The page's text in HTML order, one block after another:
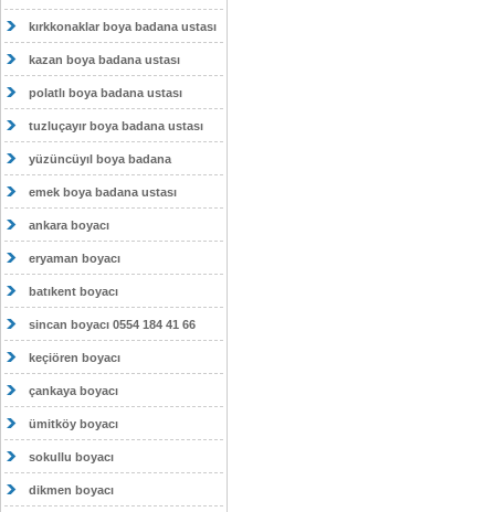
kırkkonaklar boya badana ustası
kazan boya badana ustası
polatlı boya badana ustası
tuzluçayır boya badana ustası
yüzüncüyıl boya badana
emek boya badana ustası
ankara boyacı
eryaman boyacı
batıkent boyacı
sincan boyacı 0554 184 41 66
keçiören boyacı
çankaya boyacı
ümitköy boyacı
sokullu boyacı
dikmen boyacı